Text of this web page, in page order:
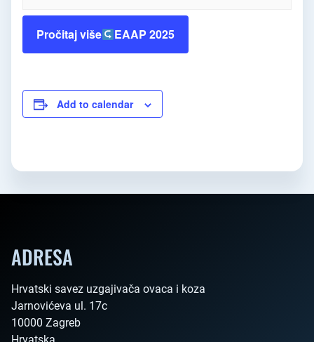
Pročitaj više EAAP 2025
Add to calendar
ADRESA
Hrvatski savez uzgajivača ovaca i koza
Jarnovićeva ul. 17c
10000 Zagreb